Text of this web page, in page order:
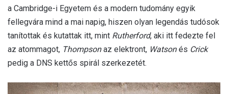
a Cambridge-i Egyetem és a modern tudomány egyik
fellegvára mind a mai napig, hiszen olyan legendás tudósok
tanítottak és kutattak itt, mint Rutherford, aki itt fedezte fel
az atommagot, Thompsonaz elektront, Watsonés Crick
pedig a DNS kettős spirál szerkezetét.